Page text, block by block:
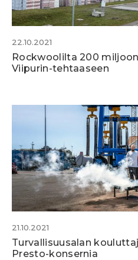
22.10.2021
Rockwoolilta 200
Viipurin-tehtaaseen
21.10.2021
Turvallisuusalan
Presto-konsernia